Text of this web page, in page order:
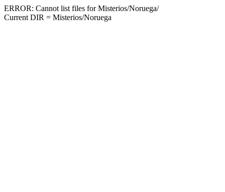
ERROR: Cannot list files for Misterios/Noruega/
Current DIR = Misterios/Noruega